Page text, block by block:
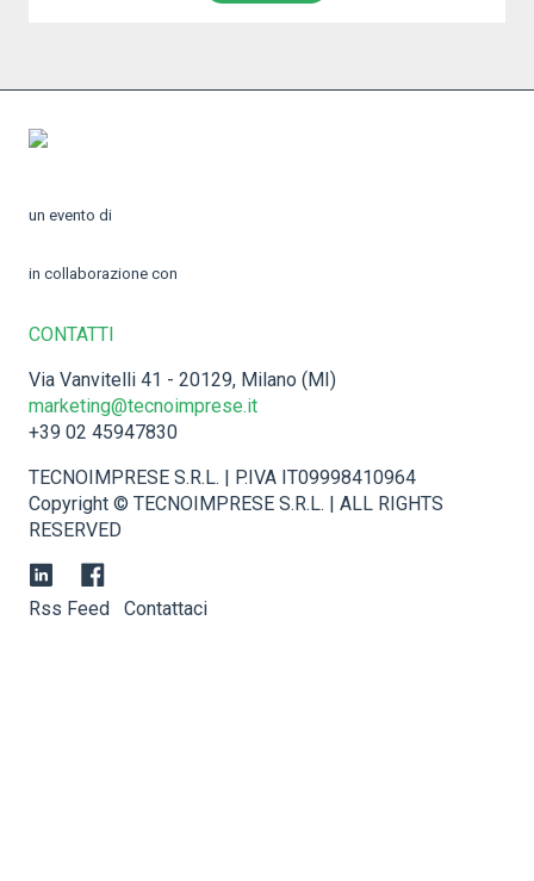
un evento di
in collaborazione con
CONTATTI
Via Vanvitelli 41 - 20129, Milano (MI)
marketing@tecnoimprese.it
+39 02 45947830
TECNOIMPRESE S.R.L. | P.IVA IT09998410964
Copyright © TECNOIMPRESE S.R.L. | ALL RIGHTS
RESERVED
Rss Feed Contattaci